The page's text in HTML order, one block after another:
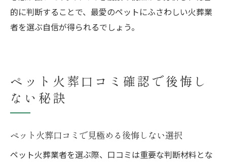
的に判断することで、最愛のペットにふさわしい火葬業
者を選ぶ自信が得られるでしょう。
ペット火葬口コミ確認で後悔し
ない秘訣
ペット火葬口コミで見極める後悔しない選択
ペット火葬業者を選ぶ際、口コミは重要な判断材料とな